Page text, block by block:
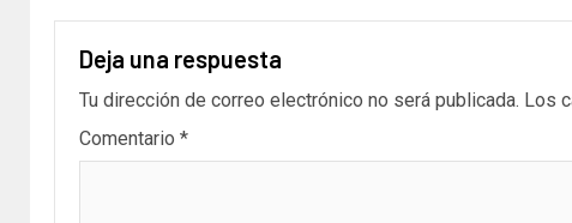
Deja una respuesta
Tu dirección de correo electrónico no será publicada. Los
Comentario *